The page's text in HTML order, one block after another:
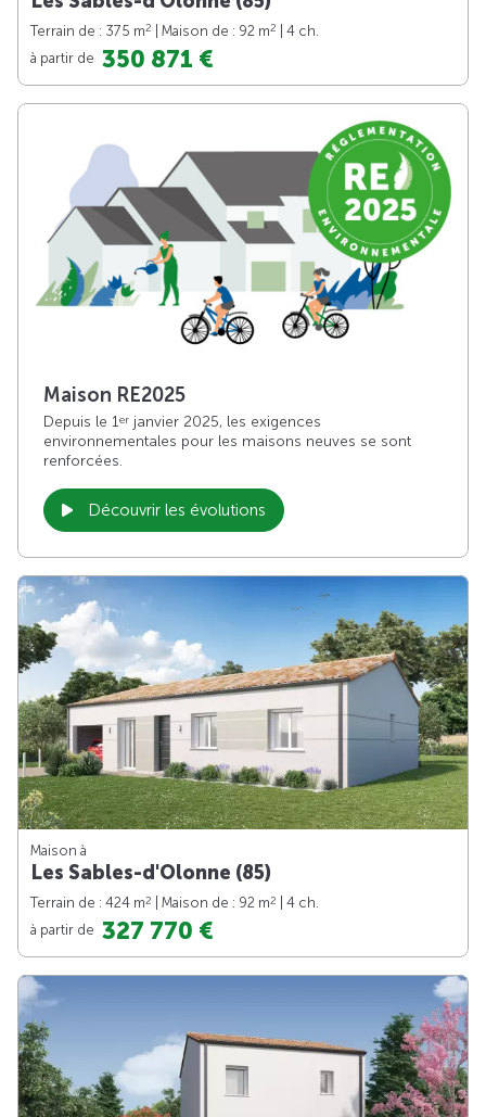
Terrain de : 375 m2 | Maison de : 92 m2
| 4 ch.
à partir de 350 871 €
Maison RE2025
Depuis le 1er janvier 2025, les exigences
environnementales pour les maisons neuves se sont
renforcées.
Découvrir les évolutions
Maison à
Les Sables-d'Olonne (85)
Terrain de : 424 m2 | Maison de : 92 m2
| 4 ch.
à partir de 327 770 €